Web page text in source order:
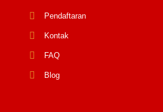
Pendaftaran
Kontak
FAQ
Blog